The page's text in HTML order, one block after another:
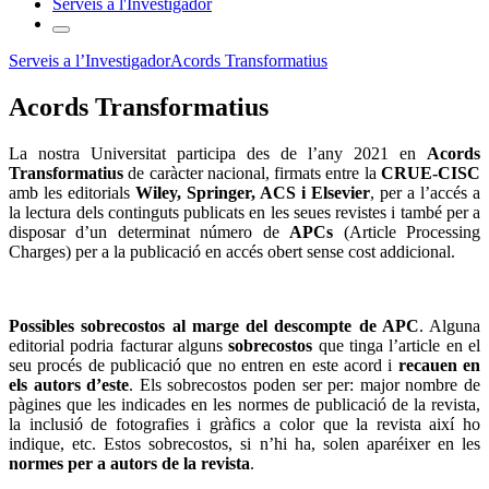
Serveis a l’InvestigadorAcords Transformatius
Acords Transformatius
La nostra Universitat participa des de l’any 2021 en Acords
Transformatius de caràcter nacional, firmats entre la CRUE-CISC
amb les editorials Wiley, Springer, ACS i Elsevier, per a l’accés a
la lectura dels continguts publicats en les seues revistes i també per a
disposar d’un determinat número de APCs (Article Processing
Charges) per a la publicació en accés obert sense cost addicional.
Possibles sobrecostos al marge del descompte de APC. Alguna
editorial podria facturar algunssobrecostos que tinga l’article en el
seu procés de publicació que no entren en este acord i recauen en
els autors d’este. Els sobrecostos poden ser per: major nombre de
pàgines que les indicades en les normes de publicació de la revista,
la inclusió de fotografies i gràfics a color que la revista així ho
indique, etc. Estos sobrecostos, si n’hi ha, solen aparéixer en les
normes per a autors de la revista.